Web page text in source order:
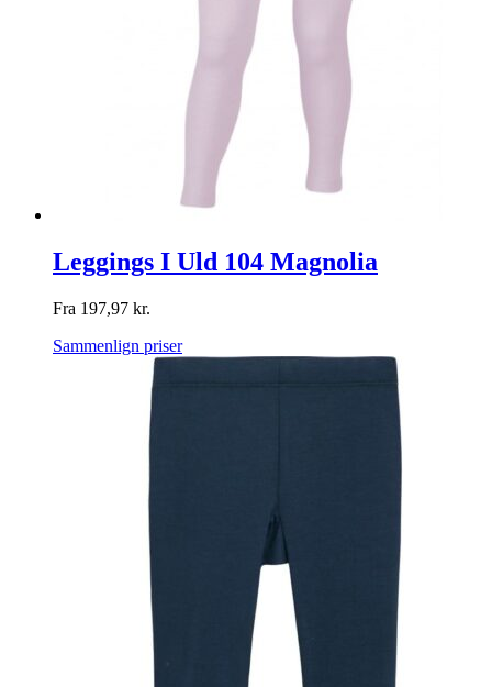
Leggings I Uld 104 Magnolia
Fra 197,97 kr.
Sammenlign priser